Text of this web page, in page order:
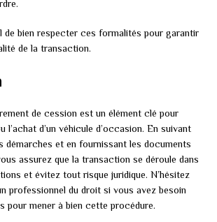
de bien respecter ces formalités pour garantir
de la transaction.
de cession est un élément clé pour
l’achat d’un véhicule d’occasion. En suivant
démarches et en fournissant les documents
assurez que la transaction se déroule dans
et évitez tout risque juridique. N’hésitez
professionnel du droit si vous avez besoin
pour mener à bien cette procédure.